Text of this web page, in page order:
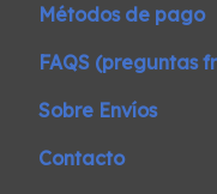
Métodos de pago
FAQS (preguntas
Sobre Envíos
Contacto